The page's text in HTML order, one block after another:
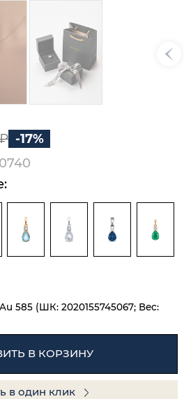
-17%
585 (ШК: 2020155745067; Вес:
В КОРЗИНУ
в один клик